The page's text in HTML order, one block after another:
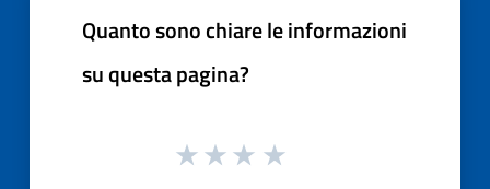
Quanto sono chiare le informazioni
su questa pagina?